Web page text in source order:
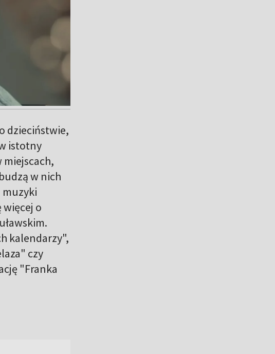
dzieciństwie,
istotny
miejscach,
w nich
o
kalendarzy",
czy
"Franka